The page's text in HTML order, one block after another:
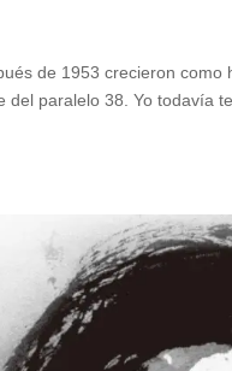
de 1953 crecieron
del paralelo 38. Yo todavía